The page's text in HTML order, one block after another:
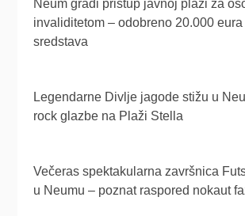
Neum gradi pristup javnoj plaži za
invaliditetom – odobreno 20.000
sredstava
Legendarne Divlje jagode stižu u
rock glazbe na Plaži Stella
Večeras spektakularna završnica
u Neumu – poznat raspored nokaut